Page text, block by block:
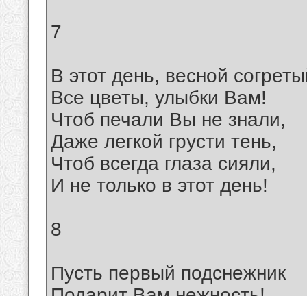
7
В этот день, весной
Все цветы, улыбки Вам!
Чтоб печали Вы не знали,
Даже легкой грусти тень,
Чтоб всегда глаза сияли,
И не только в этот день!
8
Пусть первый подснежник